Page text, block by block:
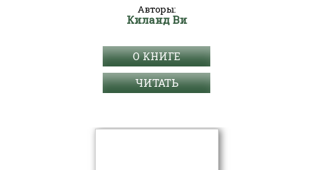
Авторы:
Киланд Ви
О КНИГЕ
ЧИТАТЬ